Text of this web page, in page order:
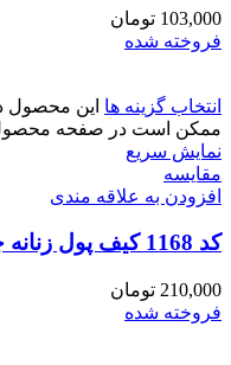
103,000 تومان
فروخته شده
انتخاب گزینه ها این محصول
ممکن است در صفحه محصول
نمایش سریع
مقايسه
افزودن به علاقه مندی
کد 1168 کیف پول زنانه چرم طبیعی نینو
210,000 تومان
فروخته شده